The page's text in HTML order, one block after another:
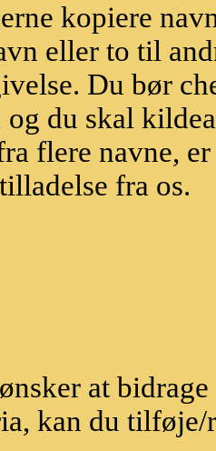
kopiere
eller to til
Du bør
og du skal
flere navne,
fra os.
at
kan du tilføje/